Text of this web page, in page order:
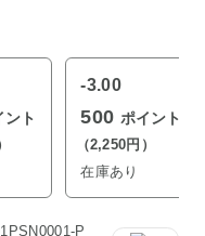
ント
-3.00
500 ポイント
（2,250円）
在庫あり
P